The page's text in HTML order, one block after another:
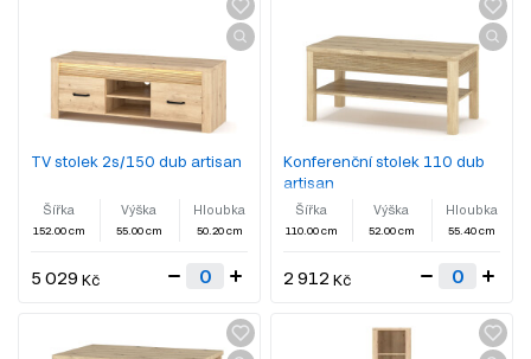
TV stolek 2s/150 dub artisan
Šířka
152.00 cm
Výška
55.00 cm
Hloubka
50.20 cm
5 029 Kč
Konferenční stolek 110 dub
artisan
Šířka
110.00 cm
Výška
52.00 cm
Hloubka
55.40 cm
2 912 Kč